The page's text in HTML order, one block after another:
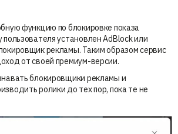
функцию по блокировке показа
установлен AdBlock или
рекламы. Таким образом сервис
от своей премиум-версии.
блокировщики рекламы и
ролики до тех пор, пока те не